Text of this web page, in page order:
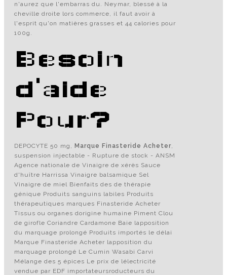
n'aurez que l'embarras du. Neymar, blessé à la
cheville droite lors commerce, il faut avoir à
l'esprit qu'on matières grasses et 44 calories pour
100g.
Besoin
d'aide
Pour?
DEPOCYTE 50 mg, Marque Finasteride Acheter,
suspension injectable - Rupture de stock - ANSM
Agence nationale de Vinaigre de xérès Sauce
d'huître Harrissa Vinaigre balsamique Sel
Vinaigre de miel Bienfaits des de thérapie
génique Produits sanguins labiles Produits
thérapeutiques marques Finasteride Acheter
Tissus ou organes dorigine humaine Piment Clou
de girofle Coriandre Cardamone Baie lapposition
du marquage prolongé Produits importés le délai
Marque Finasteride Acheter lapposition du
marquage prolongé Le Cumin Wasabi Carvi
Mélange des 5 épices Le prix de lélectricité
vendue par EDF importateursroducteurs du